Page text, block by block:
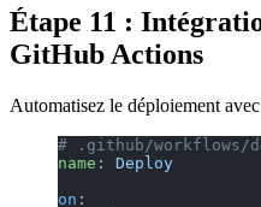
Étape 11 :
GitHub Actions
Automatisez le déploiement
# .github/workflows/
name : Deploy
on :